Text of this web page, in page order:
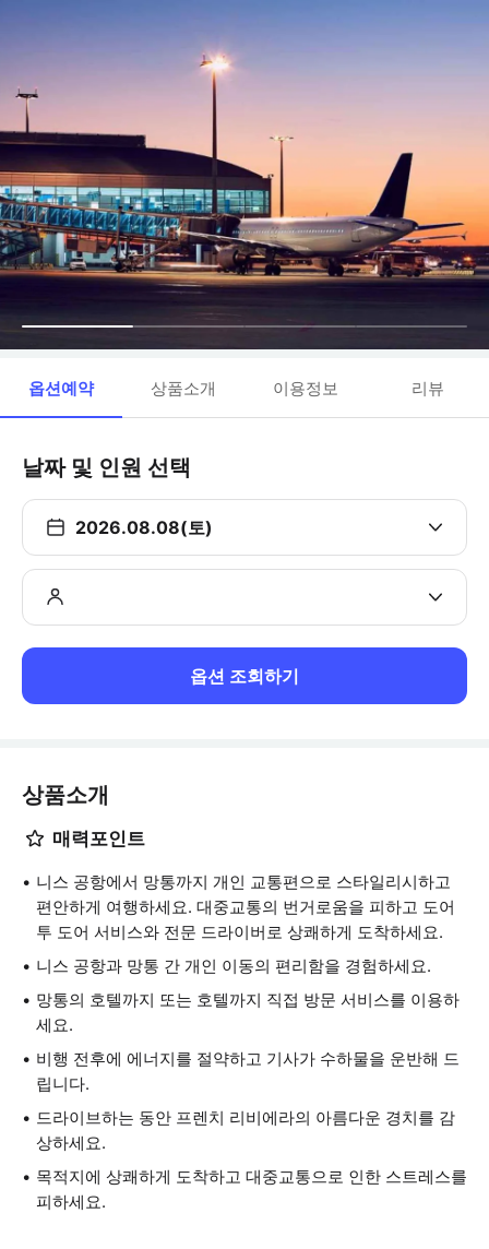
옵션예약 상품소개 이용정보 리뷰
날짜 및 인원 선택
2026.08.08(토)
옵션 조회하기
상품소개
매력포인트
니스 공항에서 망통까지 개인 교통편으로 스타일리시하고
편안하게 여행하세요. 대중교통의 번거로움을 피하고 도어
투 도어 서비스와 전문 드라이버로 상쾌하게 도착하세요.
니스 공항과 망통 간 개인 이동의 편리함을 경험하세요.
망통의 호텔까지 또는 호텔까지 직접 방문 서비스를 이용하
세요.
비행 전후에 에너지를 절약하고 기사가 수하물을 운반해 드
립니다.
드라이브하는 동안 프렌치 리비에라의 아름다운 경치를 감
상하세요.
목적지에 상쾌하게 도착하고 대중교통으로 인한 스트레스를
피하세요.